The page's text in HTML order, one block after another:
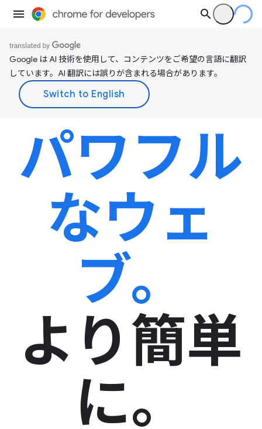
Google は AI 技術を使用して、コンテンツをご希望の言語に翻訳
しています。AI 翻訳には誤りが含まれる場合があります。
パワフル
なウェ
ブ。
より簡単
に。